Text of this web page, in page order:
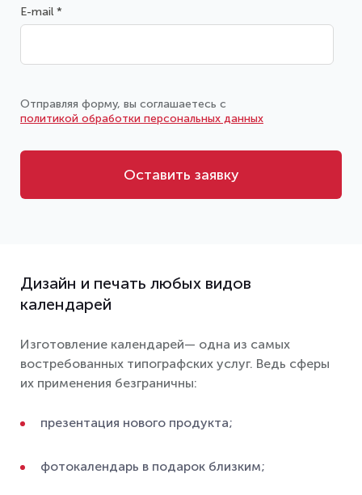
E-mail *
Отправляя форму, вы соглашаетесь с
политикой обработки персональных данных
Оставить заявку
Дизайн и печать любых видов
календарей
Изготовление календарей— одна из самых
востребованных типографских услуг. Ведь сферы
их применения безграничны:
презентация нового продукта;
фотокалендарь в подарок близким;